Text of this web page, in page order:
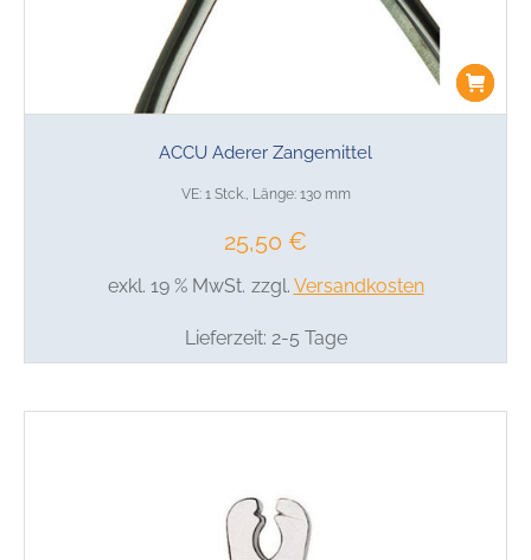
ACCU Aderer Zangemittel
VE: 1 Stck., Länge: 130 mm
25,50 €
exkl. 19 % MwSt. zzgl. Versandkosten
Lieferzeit: 2-5 Tage